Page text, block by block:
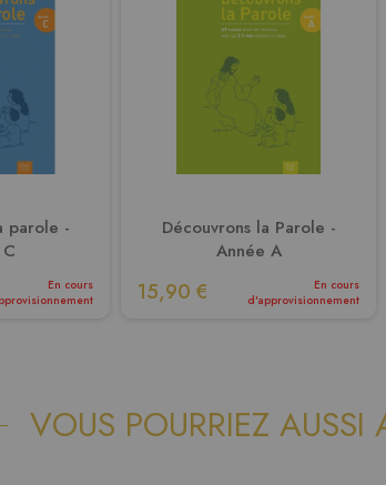
parole -
En cours
Découvrons la Parole -
Année A
15,90 €
En cours
d'approvisionnement
VOUS POURRIEZ AUSSI